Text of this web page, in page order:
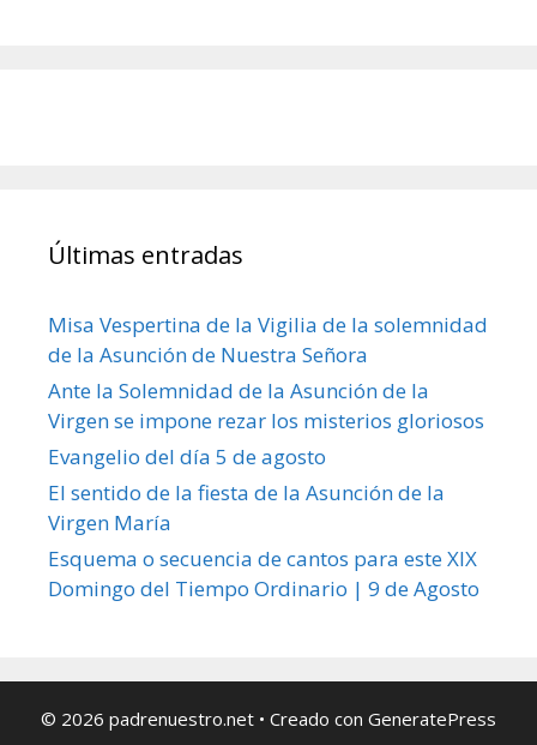
Últimas entradas
Misa Vespertina de la Vigilia de la solemnidad
de la Asunción de Nuestra Señora
Ante la Solemnidad de la Asunción de la
Virgen se impone rezar los misterios gloriosos
Evangelio del día 5 de agosto
El sentido de la fiesta de la Asunción de la
Virgen María
Esquema o secuencia de cantos para este XIX
Domingo del Tiempo Ordinario | 9 de Agosto
© 2026 padrenuestro.net • Creado con GeneratePress